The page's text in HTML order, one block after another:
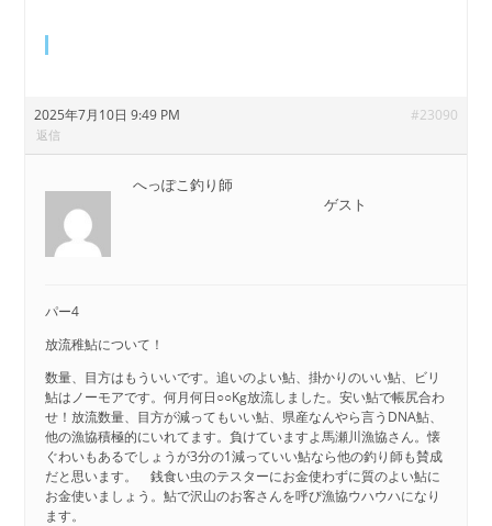
2025年7月10日 9:49 PM #23090
返信
へっぽこ釣り師
ゲスト
パー4
放流稚鮎について！
数量、目方はもういいです。追いのよい鮎、掛かりのいい鮎、ビリ
鮎はノーモアです。何月何日○○Kg放流しました。安い鮎で帳尻合わ
せ！放流数量、目方が減ってもいい鮎、県産なんやら言うDNA鮎、
他の漁協積極的にいれてます。負けていますよ馬瀬川漁協さん。懐
ぐわいもあるでしょうが3分の1減っていい鮎なら他の釣り師も賛成
だと思います。 銭食い虫のテスターにお金使わずに質のよい鮎に
お金使いましょう。鮎で沢山のお客さんを呼び漁協ウハウハになり
ます。